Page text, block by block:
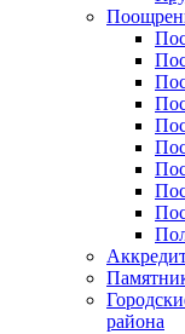
района